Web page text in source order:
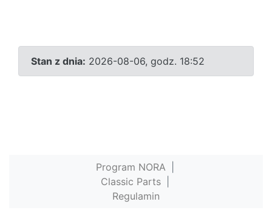
Stan z dnia: 2026-08-06, godz. 18:52
Program NORA
Classic Parts
Regulamin